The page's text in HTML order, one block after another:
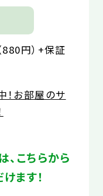
円）+保証
！お部屋のサ
こちらから
ます！